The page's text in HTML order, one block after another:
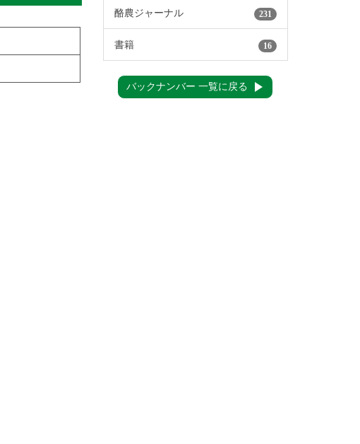
酪農ジャーナル 231
書籍 16
バックナンバー 一覧に戻る